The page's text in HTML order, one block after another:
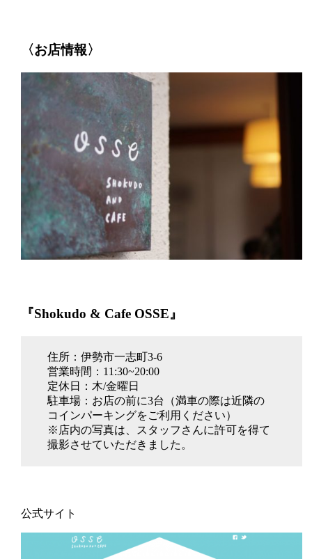
〈お店情報〉
『Shokudo & Cafe OSSE』
住所：伊勢市一志町3-6
営業時間：11:30~20:00
定休日：木/金曜日
駐車場：お店の前に3台（満車の際は近隣の
コインパーキングをご利用ください）
※店内の写真は、スタッフさんに許可を得て
撮影させていただきました。
公式サイト